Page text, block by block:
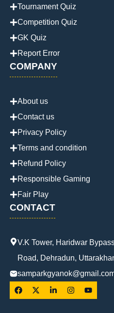
Tournament Quiz
Competition Quiz
GK Quiz
Report Error
COMPANY
About us
Contact us
Privacy Policy
Terms and condition
Refund Policy
Responsible Gaming
Fair Play
CONTACT
V.K Tower, Haridwar
Road, Dehradun,